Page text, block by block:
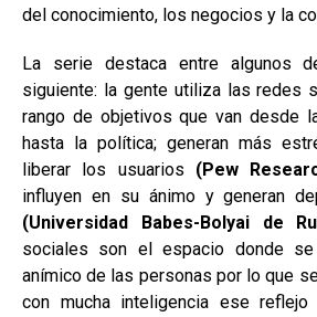
del conocimiento, los negocios y la
La serie destaca entre algunos
siguiente: la gente utiliza las redes
rango de objetivos que van desde
hasta la política; generan más
liberar los usuarios (Pew
influyen en su ánimo y generan
(Universidad Babes-Bolyai de
sociales son el espacio donde
anímico de las personas por lo que
con mucha inteligencia ese